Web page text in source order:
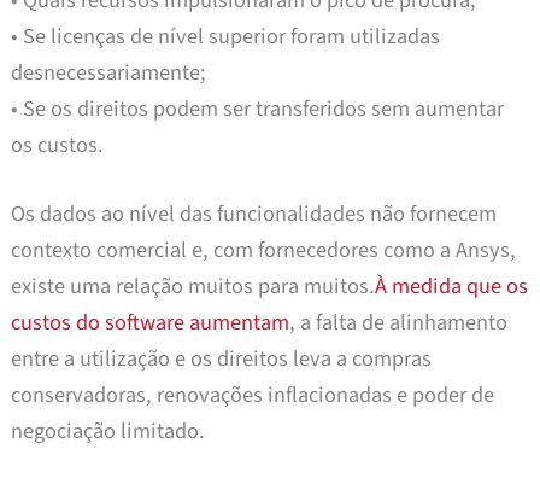
• Se licenças de nível superior foram utilizadas
desnecessariamente;
• Se os direitos podem ser transferidos sem aumentar
os custos.
Os dados ao nível das funcionalidades não fornecem
contexto comercial e, com fornecedores como a Ansys,
existe uma relação muitos para muitos.À medida que os
custos do software aumentam, a falta de alinhamento
entre a utilização e os direitos leva a compras
conservadoras, renovações inflacionadas e poder de
negociação limitado.